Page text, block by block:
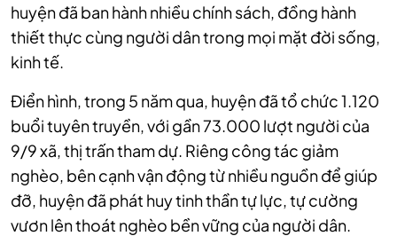
huyện đã ban hành nhiều chính sách, đồng hành
thiết thực cùng người dân trong mọi mặt đời sống,
kinh tế.
Điển hình, trong 5 năm qua, huyện đã tổ chức 1.120
buổi tuyên truyền, với gần 73.000 lượt người của
9/9 xã, thị trấn tham dự. Riêng công tác giảm
nghèo, bên cạnh vận động từ nhiều nguồn để giúp
đỡ, huyện đã phát huy tinh thần tự lực, tự cường
vươn lên thoát nghèo bền vững của người dân.